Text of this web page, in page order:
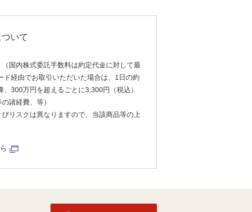
いて
国内株式委託手数料は約定代金に対して最
経由でお取引いただいた場合は、1日の約
300万円を超えるごとに3,300円（税込）
諸経費、等）
リスクは異なりますので、当該商品等の上